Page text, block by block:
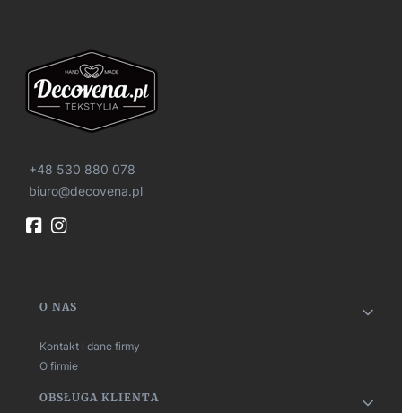
+48 530 880 078
biuro@decovena.pl
Linki w stopce
O NAS
Kontakt i dane firmy
O firmie
OBSŁUGA KLIENTA